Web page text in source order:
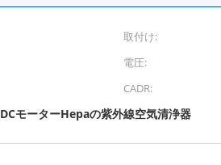
取付け:
電圧:
CADR:
DCモーターHepaの紫外線空気清浄器